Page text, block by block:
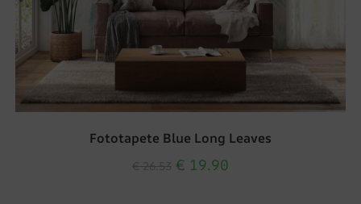
Fototapete Blue Long Leaves
€ 19.90